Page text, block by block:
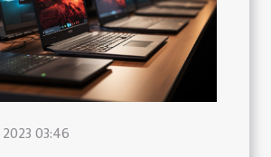
03:46